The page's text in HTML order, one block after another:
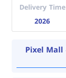
Delivery Time
2026
بكسل مول العاصمة الادارية Pixel Mall